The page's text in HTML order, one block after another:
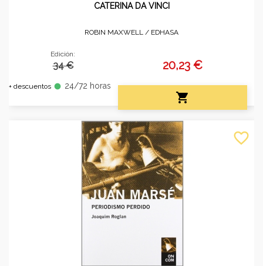
CATERINA DA VINCI
ROBIN MAXWELL / EDHASA
Edición:
34 €
+ descuentos fiber_manual_record 24/72 horas
20,23 €

favorite_border